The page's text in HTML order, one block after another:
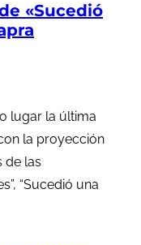
«Sucedió
lugar la última
la proyección
de las
“Sucedió una